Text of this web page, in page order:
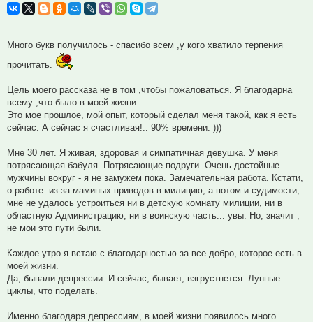
Много букв получилось - спасибо всем ,у кого хватило терпения
прочитать.
Цель моего рассказа не в том ,чтобы пожаловаться. Я благодарна
всему ,что было в моей жизни.
Это мое прошлое, мой опыт, который сделал меня такой, как я есть
сейчас. А сейчас я счастливая!.. 90% времени. )))
Мне 30 лет. Я живая, здоровая и симпатичная девушка. У меня
потрясающая бабуля. Потрясающие подруги. Очень достойные
мужчины вокруг - я не замужем пока. Замечательная работа. Кстати,
о работе: из-за маминых приводов в милицию, а потом и судимости,
мне не удалось устроиться ни в детскую комнату милиции, ни в
областную Администрацию, ни в воинскую часть... увы. Но, значит ,
не мои это пути были.
Каждое утро я встаю с благодарностью за все добро, которое есть в
моей жизни.
Да, бывали депрессии. И сейчас, бывает, взгрустнется. Лунные
циклы, что поделать.
Именно благодаря депрессиям, в моей жизни появилось много